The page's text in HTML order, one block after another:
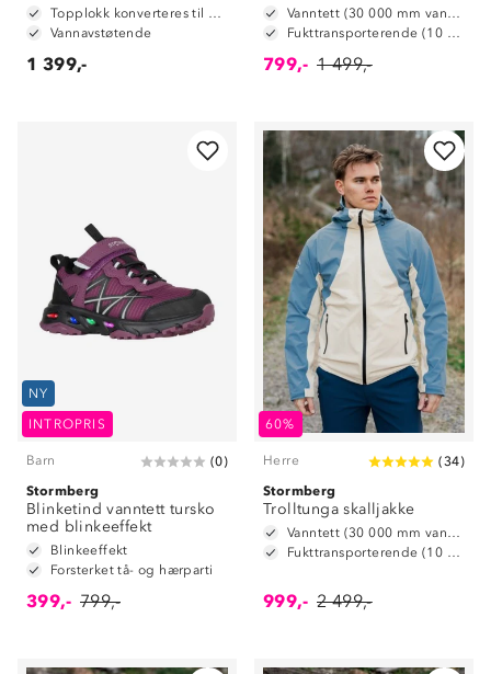
Topplokk konverteres til hoftebelte
Vannavstøtende
1 399,-
Vanntett (30 000 mm vannsøyle)
Fukttransporterende (10 000 g/m2/24t)
799,- 1 499,-
NY
INTROPRIS
Barn (0)
Stormberg
Blinketind vanntett tursko
med blinkeeffekt
Blinkeeffekt
Forsterket tå- og hærparti
399,- 799,-
60%
Herre (34)
Stormberg
Trolltunga skalljakke
Vanntett (30 000 mm vannsøyle)
Fukttransporterende (10 000 g/m2/24t)
999,- 2 499,-